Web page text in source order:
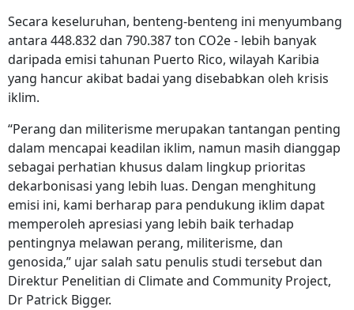
Secara keseluruhan, benteng-benteng ini menyumbang
antara 448.832 dan 790.387 ton CO2e - lebih banyak
daripada emisi tahunan Puerto Rico, wilayah Karibia
yang hancur akibat badai yang disebabkan oleh krisis
iklim.
“Perang dan militerisme merupakan tantangan penting
dalam mencapai keadilan iklim, namun masih dianggap
sebagai perhatian khusus dalam lingkup prioritas
dekarbonisasi yang lebih luas. Dengan menghitung
emisi ini, kami berharap para pendukung iklim dapat
memperoleh apresiasi yang lebih baik terhadap
pentingnya melawan perang, militerisme, dan
genosida,” ujar salah satu penulis studi tersebut dan
Direktur Penelitian di Climate and Community Project,
Dr Patrick Bigger.